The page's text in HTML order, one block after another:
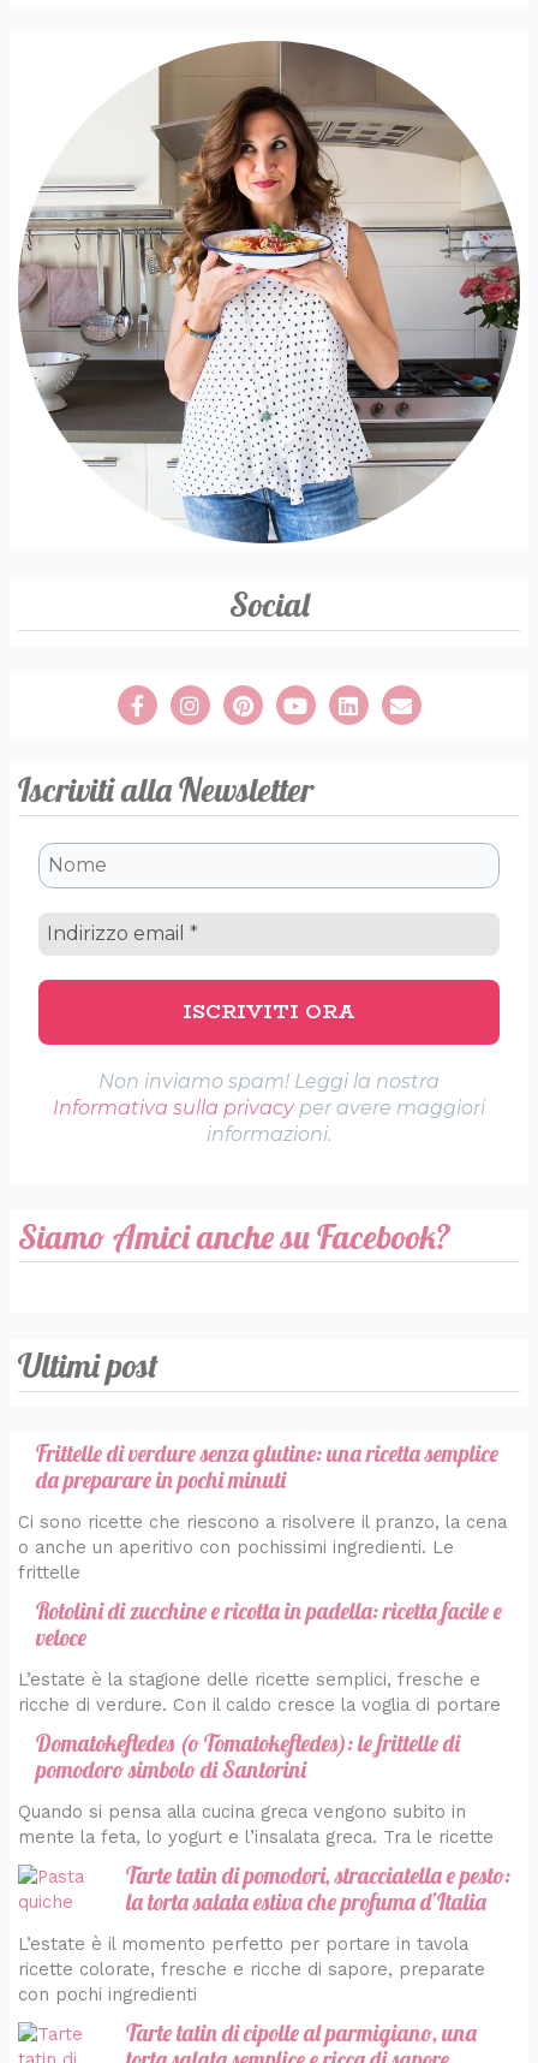
Social
Iscriviti alla Newsletter
Non inviamo spam! Leggi la nostra
Informativa sulla privacyper avere maggiori
informazioni.
Siamo Amici anche su Facebook?
Ultimi post
Frittelle di verdure senza glutine: una ricetta semplice
da preparare in pochi minuti
Ci sono ricette che riescono a risolvere il pranzo, la cena
o anche un aperitivo con pochissimi ingredienti. Le
frittelle
Rotolini di zucchine e ricotta in padella: ricetta facile e
veloce
L’estate è la stagione delle ricette semplici, fresche e
ricche di verdure. Con il caldo cresce la voglia di portare
Domatokeftedes (o Tomatokeftedes): le frittelle di
pomodoro simbolo di Santorini
Quando si pensa alla cucina greca vengono subito in
mente la feta, lo yogurt e l’insalata greca. Tra le ricette
Tarte tatin di pomodori, stracciatella e pesto:
la torta salata estiva che profuma d’Italia
L’estate è il momento perfetto per portare in tavola
ricette colorate, fresche e ricche di sapore, preparate
con pochi ingredienti
Tarte tatin di cipolle al parmigiano, una